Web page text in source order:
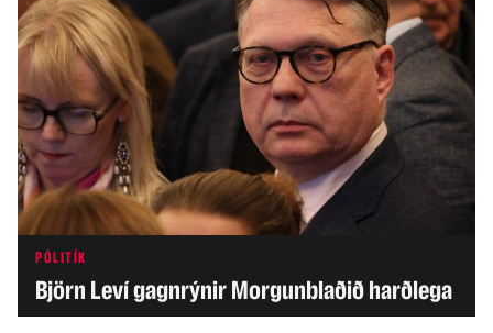
PÓLITÍK
Björn Leví gagnrýnir Morgunblaðið harðlega